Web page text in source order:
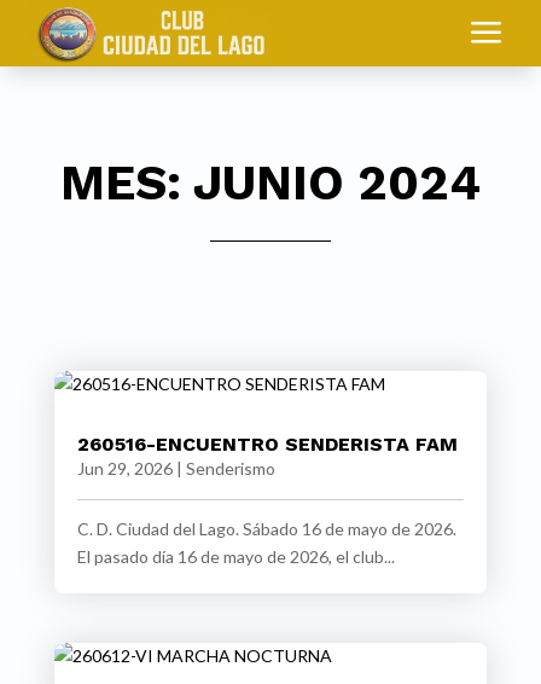
a
MES: JUNIO 2024
260516-ENCUENTRO SENDERISTA FAM
Jun 29, 2026| Senderismo
C. D. Ciudad del Lago. Sábado 16 de mayo de 2026.
El pasado día 16 de mayo de 2026, el club...